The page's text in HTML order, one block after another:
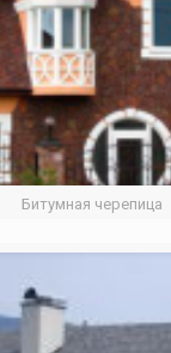
Битумная черепица